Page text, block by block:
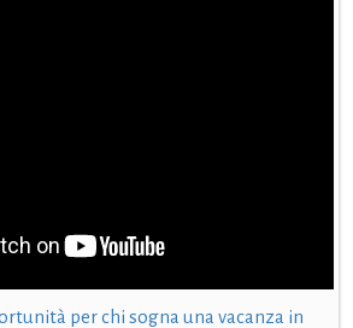
per chi sogna una vacanza in